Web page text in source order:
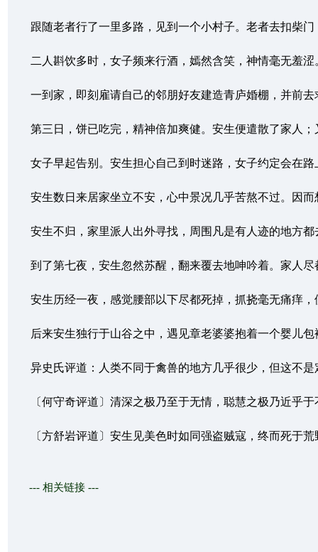
跟随老者行了一里多路，见到一个小村子。老者去扣柴门，
二人斟饮多时，女子频来行酒，嫣然含笑，神情毫无羞涩
一到家，即刻雇请自己的邻朋好友建造青庐婚棚，并前去
第三日，饼已吃完，精神倍加爽健。安生便遣散了家人；又
女子早起告别。安生担心自己到时迷路，女子约定会在路
安生数日来居家坐立不安，心中景况几乎苦熬不过。因而
安生不归，家里派人出外寻找，周围凡是有人迹的地方都
到了第七夜，安生忽然苏醒，翻来覆去地呻吟着。家人尽都
安生历经一夜，感觉腰部以下尽都死掉，抓挠毫无痛痒，
后来安生独行于山谷之中，遇见章老婆婆抱着一个婴儿包
异史氏评道：人类不同于禽兽的地方几乎很少，但这不是
〔何守奇评道〕清深之极乃至于无情，聪慧之极乃近乎于
〔方舒岩评道〕安生见美色时如同强盗贼寇，终而死于荒
--- 相关链接 ---